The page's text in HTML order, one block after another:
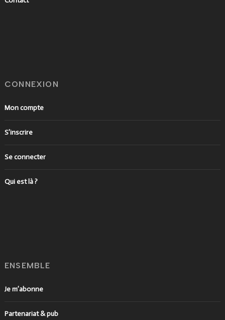
CONNEXION
Mon compte
S’inscrire
Se connecter
Qui est là ?
ENSEMBLE
Je m’abonne
Partenariat & pub